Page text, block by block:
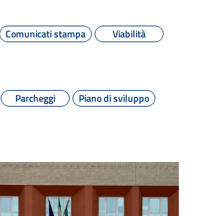
Comunicati stampa Viabilità
Parcheggi Piano di sviluppo